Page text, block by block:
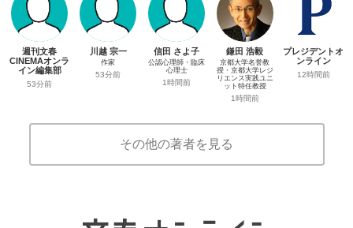
週刊文春
CINEMAオンラ
イン編集部
53分前
川越 宗一
作家
53分前
信田 さよ子
公認心理師・臨床
心理士
1時間前
鎌田 浩毅
京都大学名誉教
授・京都大学レジ
リエンス実践ユニ
ット特任教授
1時間前
プレジデントオ
ンライン
12時間前
その他の著者を見る